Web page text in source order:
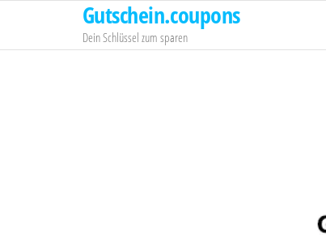
springen
Gutschein.coupons
Dein Schlüssel zum sparen